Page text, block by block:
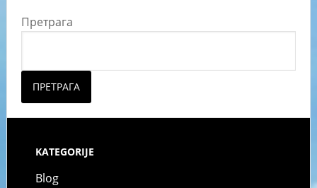
Претрага
ПРЕТРАГА
KATEGORIJE
Blog